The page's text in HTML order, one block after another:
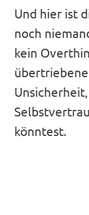
Und hier ist
noch
kein
könntest.